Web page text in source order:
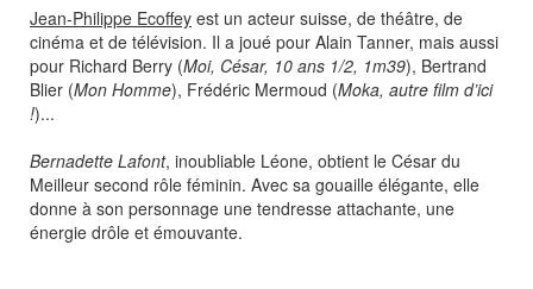
Jean-Philippe Ecoffey est un acteur suisse, de théâtre, de
cinéma et de télévision. Il a joué pour Alain Tanner, mais aussi
pour Richard Berry (Moi, César, 10 ans 1/2, 1m39), Bertrand
Blier (Mon Homme), Frédéric Mermoud (Moka, autre film d’ici
!)...
Bernadette Lafont, inoubliable Léone, obtient le César du
Meilleur second rôle féminin. Avec sa gouaille élégante, elle
donne à son personnage une tendresse attachante, une
énergie drôle et émouvante.